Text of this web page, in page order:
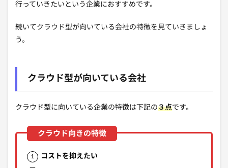
行っていきたいという企業におすすめです。
続いてクラウド型が向いている会社の特徴を見ていきましょ
う。
クラウド型が向いている会社
クラウド型に向いている企業の特徴は下記の３点です。
コストを抑えたい